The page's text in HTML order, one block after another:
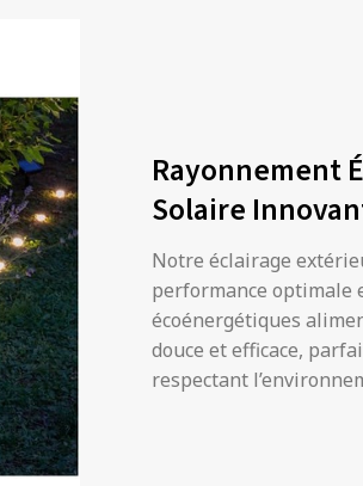
Rayonnement
Solaire
Notre éclairage
performance optimale
écoénergétiques
douce et efficace,
respectant